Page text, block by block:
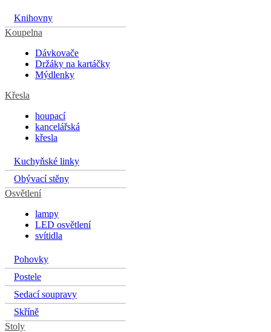
Knihovny
Koupelna
Dávkovače
Držáky na kartáčky
Mýdlenky
Křesla
houpací
kancelářská
křesla
Kuchyňské linky
Obývací stěny
Osvětlení
lampy
LED osvětlení
svítidla
Pohovky
Postele
Sedací soupravy
Skříně
Stoly